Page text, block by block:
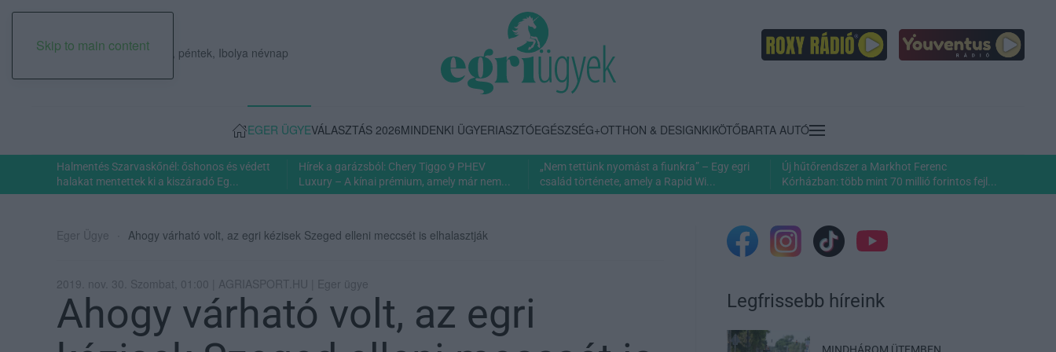
Skip to main content
2026. augusztus 07., péntek, Ibolya névnap
EGER ÜGYEVÁLASZTÁS 2026MINDENKI ÜGYERIASZTÓEGÉSZSÉG+OTTHON & DESIGNKIKÖTŐBARTA AUTÓ
Halmentés Szarvaskőnél: őshonos és védett
halakat mentettek ki a kiszáradó Eg...
Hírek a garázsból: Chery Tiggo 9 PHEV
Luxury – A kínai prémium, amely már nem...
„Nem tettünk nyomást a fiunkra” – Egy egri
család története, amely a Rapid Wi...
Új hűtőrendszer a Markhot Ferenc
Kórházban: több mint 70 millió forintos fejl...
Eger Ügye Ahogy várható volt, az egri kézisek Szeged elleni meccsét is elhalasztják
2019. nov. 30. Szombat, 01:00 | AGRIASPORT.HU | Eger ügye
Ahogy várható volt, az egri
Legfrissebb híreink
MINDHÁROM ÜTEMBEN